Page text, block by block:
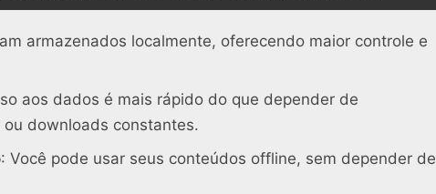
armazenados localmente, oferecendo maior controle e
aos dados é mais rápido do que depender de
downloads constantes.
: Você pode usar seus conteúdos offline, sem depender de